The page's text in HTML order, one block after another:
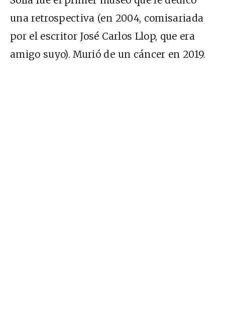
una retrospectiva (en 2004, comisariada
por el escritor José Carlos Llop, que era
amigo suyo). Murió de un cáncer en 2019.